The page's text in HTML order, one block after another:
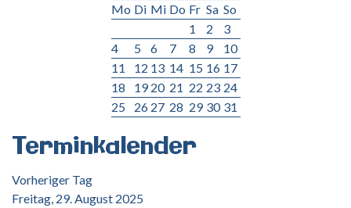
Mo Di Mi Do Fr Sa So
1
2
3
4
5 6 7 8 9
10
11
12 13 14 15 16 17
18
19 20 21 22 23 24
25
26 27 28 29 30 31
Terminkalender
Vorheriger Tag
Freitag, 29. August 2025